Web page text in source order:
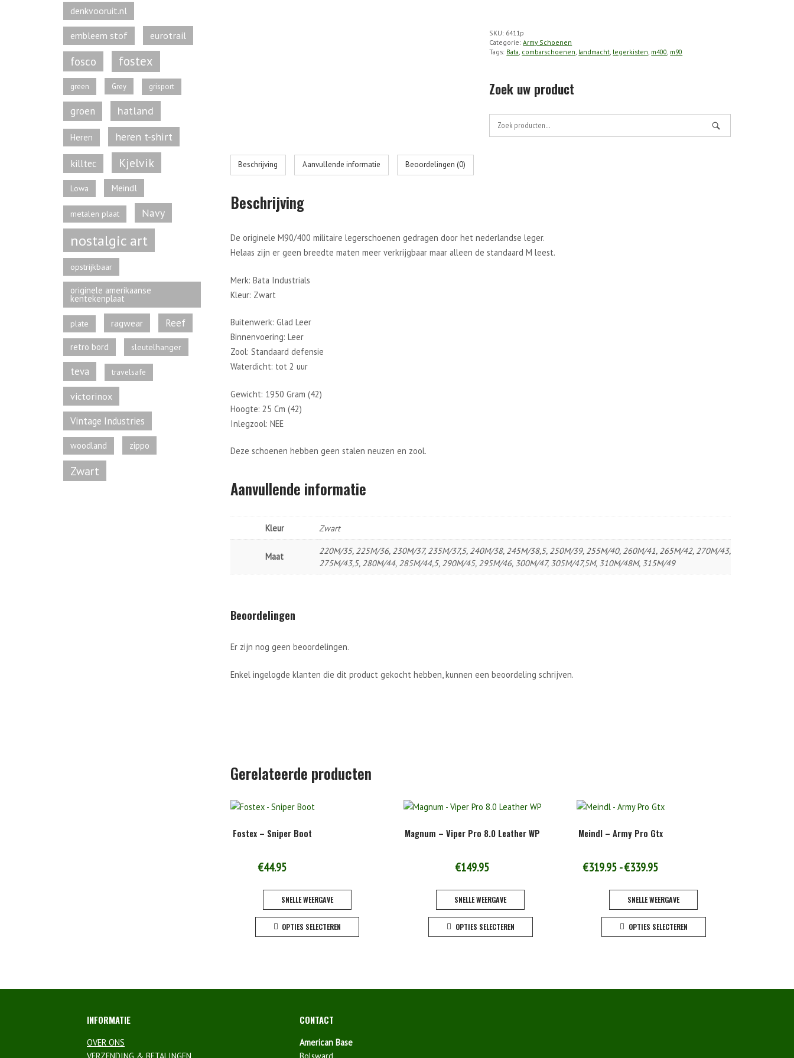
90
aantal
SKU: 6411p
Categorie:Army Schoenen
Tags: Bata, combarschoenen, landmacht, legerkisten, m400, m90
Zoek uw product
Zoek
Beschrijving Aanvullende informatie Beoordelingen (0)
Beschrijving
De originele M90/400 militaire legerschoenen gedragen door het nederlandse leger.
Helaas zijn er geen breedte maten meer verkrijgbaar maar alleen de standaard M leest.
Merk: Bata Industrials
Kleur: Zwart
Buitenwerk: Glad Leer
Binnenvoering: Leer
Zool: Standaard defensie
Waterdicht: tot 2 uur
Gewicht: 1950 Gram (42)
Hoogte: 25 Cm (42)
Inlegzool: NEE
Deze schoenen hebben geen stalen neuzen en zool.
Aanvullende informatie
Kleur Zwart
Maat
220M/35, 225M/36, 230M/37, 235M/37,5, 240M/38, 245M/38,5, 250M/39, 255M/40, 260M/41, 265M/42, 270M/43,
275M/43,5, 280M/44, 285M/44,5, 290M/45, 295M/46, 300M/47, 305M/47,5M, 310M/48M, 315M/49
Beoordelingen
Er zijn nog geen beoordelingen.
Enkel ingelogde klanten die dit product gekocht hebben, kunnen een beoordeling schrijven.
Gerelateerde producten
Fostex – Sniper Boot
€44.95
SNELLE WEERGAVE
OPTIES SELECTEREN
Magnum – Viper Pro 8.0 Leather WP
€149.95
SNELLE WEERGAVE
OPTIES SELECTEREN
Meindl – Army Pro Gtx
€319.95-€339.95Prijsklasse:
tot
€339.95
SNELLE WEERGAVE
OPTIES SELECTEREN
denkvooruit.nl
embleem stof eurotrail
fosco fostex
green Grey grisport
groen hatland
Heren heren t-shirt
killtec Kjelvik
Lowa Meindl
metalen plaat Navy
nostalgic art
opstrijkbaar
originele amerikaanse
kentekenplaat
plate ragwear Reef
retro bord sleutelhanger
teva travelsafe
victorinox
Vintage Industries
woodland zippo
Zwart
INFORMATIE
OVER ONS
VERZENDING & BETALINGEN
CONTACT
American Base
Bolsward